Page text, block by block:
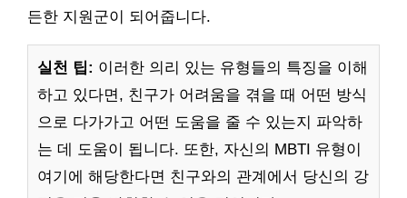
든한 지원군이 되어줍니다.
실천 팁: 이러한 의리 있는 유형들의 특징을 이해
하고 있다면, 친구가 어려움을 겪을 때 어떤 방식
으로 다가가고 어떤 도움을 줄 수 있는지 파악하
는 데 도움이 됩니다. 또한, 자신의 MBTI 유형이
여기에 해당한다면 친구와의 관계에서 당신의 강